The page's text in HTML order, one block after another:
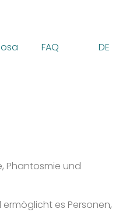
FAQ DE
Phantosmie und
es Personen,